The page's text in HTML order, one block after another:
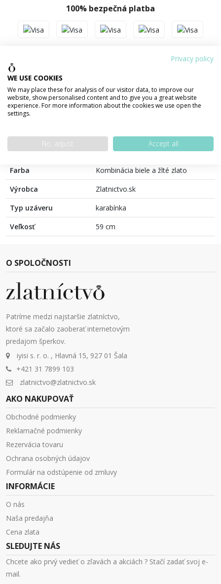
100% bezpečná platba
POPIS PRODUKTU
Váha šperku
14,36 g
Šírka
Povrchová úprava
lesklá
Farba
Kombinácia biele a žlté zlato
Výrobca
Zlatnictvo.sk
Typ uzáveru
karabínka
Veľkosť
59 cm
O SPOLOČNOSTI
Patríme medzi najstaršie zlatníctvo,
ktoré sa začalo zaoberať internetovým
predajom šperkov.
iyisi s. r. o. , Hlavná 15, 927 01 Šala
+421 31 7899 103
zlatnictvo@zlatnictvo.sk
AKO NAKUPOVAŤ
Obchodné podmienky
Reklamačné podmienky
Rezervácia tovaru
Ochrana osobných údajov
Formulár na odstúpenie od zmluvy
INFORMÁCIE
O nás
Naša predajňa
Cena zlata
SLEDUJTE NÁS
Chcete ako prvý vedieť o zľavách a akciách ? Stačí zadať svoj e-
mail.
Privacy policy
WE USE COOKIES
We may place these for analysis of our visitor data, to improve our
website, show personalised content and to give you a great website
experience. For more information about the cookies we use open the
settings.
No, adjust Accept all